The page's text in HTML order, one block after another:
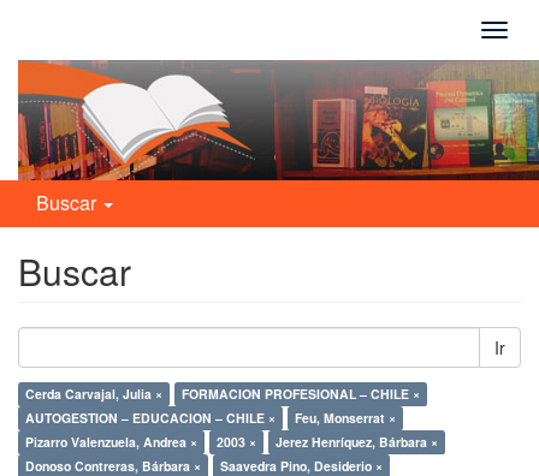
Buscar
Buscar
Ir
Cerda Carvajal, Julia ×
FORMACION PROFESIONAL – CHILE ×
AUTOGESTION – EDUCACION – CHILE ×
Feu, Monserrat ×
Pizarro Valenzuela, Andrea ×
2003 ×
Jerez Henríquez, Bárbara ×
Donoso Contreras, Bárbara ×
Saavedra Pino, Desiderio ×